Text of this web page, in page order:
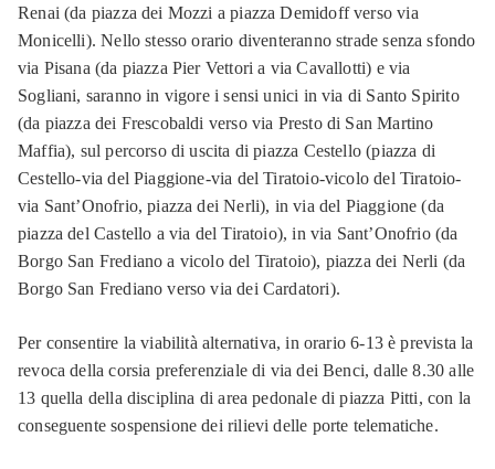
Renai (da piazza dei Mozzi a piazza Demidoff verso via
Monicelli). Nello stesso orario diventeranno strade senza sfondo
via Pisana (da piazza Pier Vettori a via Cavallotti) e via
Sogliani, saranno in vigore i sensi unici in via di Santo Spirito
(da piazza dei Frescobaldi verso via Presto di San Martino
Maffia), sul percorso di uscita di piazza Cestello (piazza di
Cestello-via del Piaggione-via del Tiratoio-vicolo del Tiratoio-
via Sant’Onofrio, piazza dei Nerli), in via del Piaggione (da
piazza del Castello a via del Tiratoio), in via Sant’Onofrio (da
Borgo San Frediano a vicolo del Tiratoio), piazza dei Nerli (da
Borgo San Frediano verso via dei Cardatori).
Per consentire la viabilità alternativa, in orario 6-13 è prevista la
revoca della corsia preferenziale di via dei Benci, dalle 8.30 alle
13 quella della disciplina di area pedonale di piazza Pitti, con la
conseguente sospensione dei rilievi delle porte telematiche.